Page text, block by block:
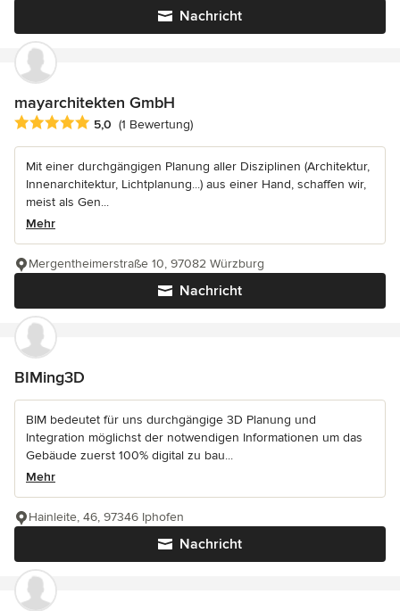
Nachricht
mayarchitekten GmbH
Durchschnittliche Bewertung: 5 von 5 Sternen
5,0 (1 Bewertung)
Mit einer durchgängigen Planung aller Disziplinen (Architektur,
Innenarchitektur, Lichtplanung...) aus einer Hand, schaffen wir,
meist als Gen...
Mehr
Nachricht
Mergentheimerstraße 10, 97082 Würzburg
BIMing3D
BIM bedeutet für uns durchgängige 3D Planung und
Integration möglichst der notwendigen Informationen um das
Gebäude zuerst 100% digital zu bau...
Mehr
Nachricht
Hainleite, 46, 97346 Iphofen